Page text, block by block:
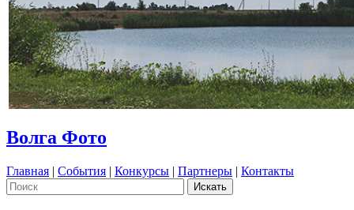
Волга Фото
Главная | События | Конкурсы | Партнеры | Контакты